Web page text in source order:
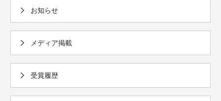
お知らせ
メディア掲載
受賞履歴